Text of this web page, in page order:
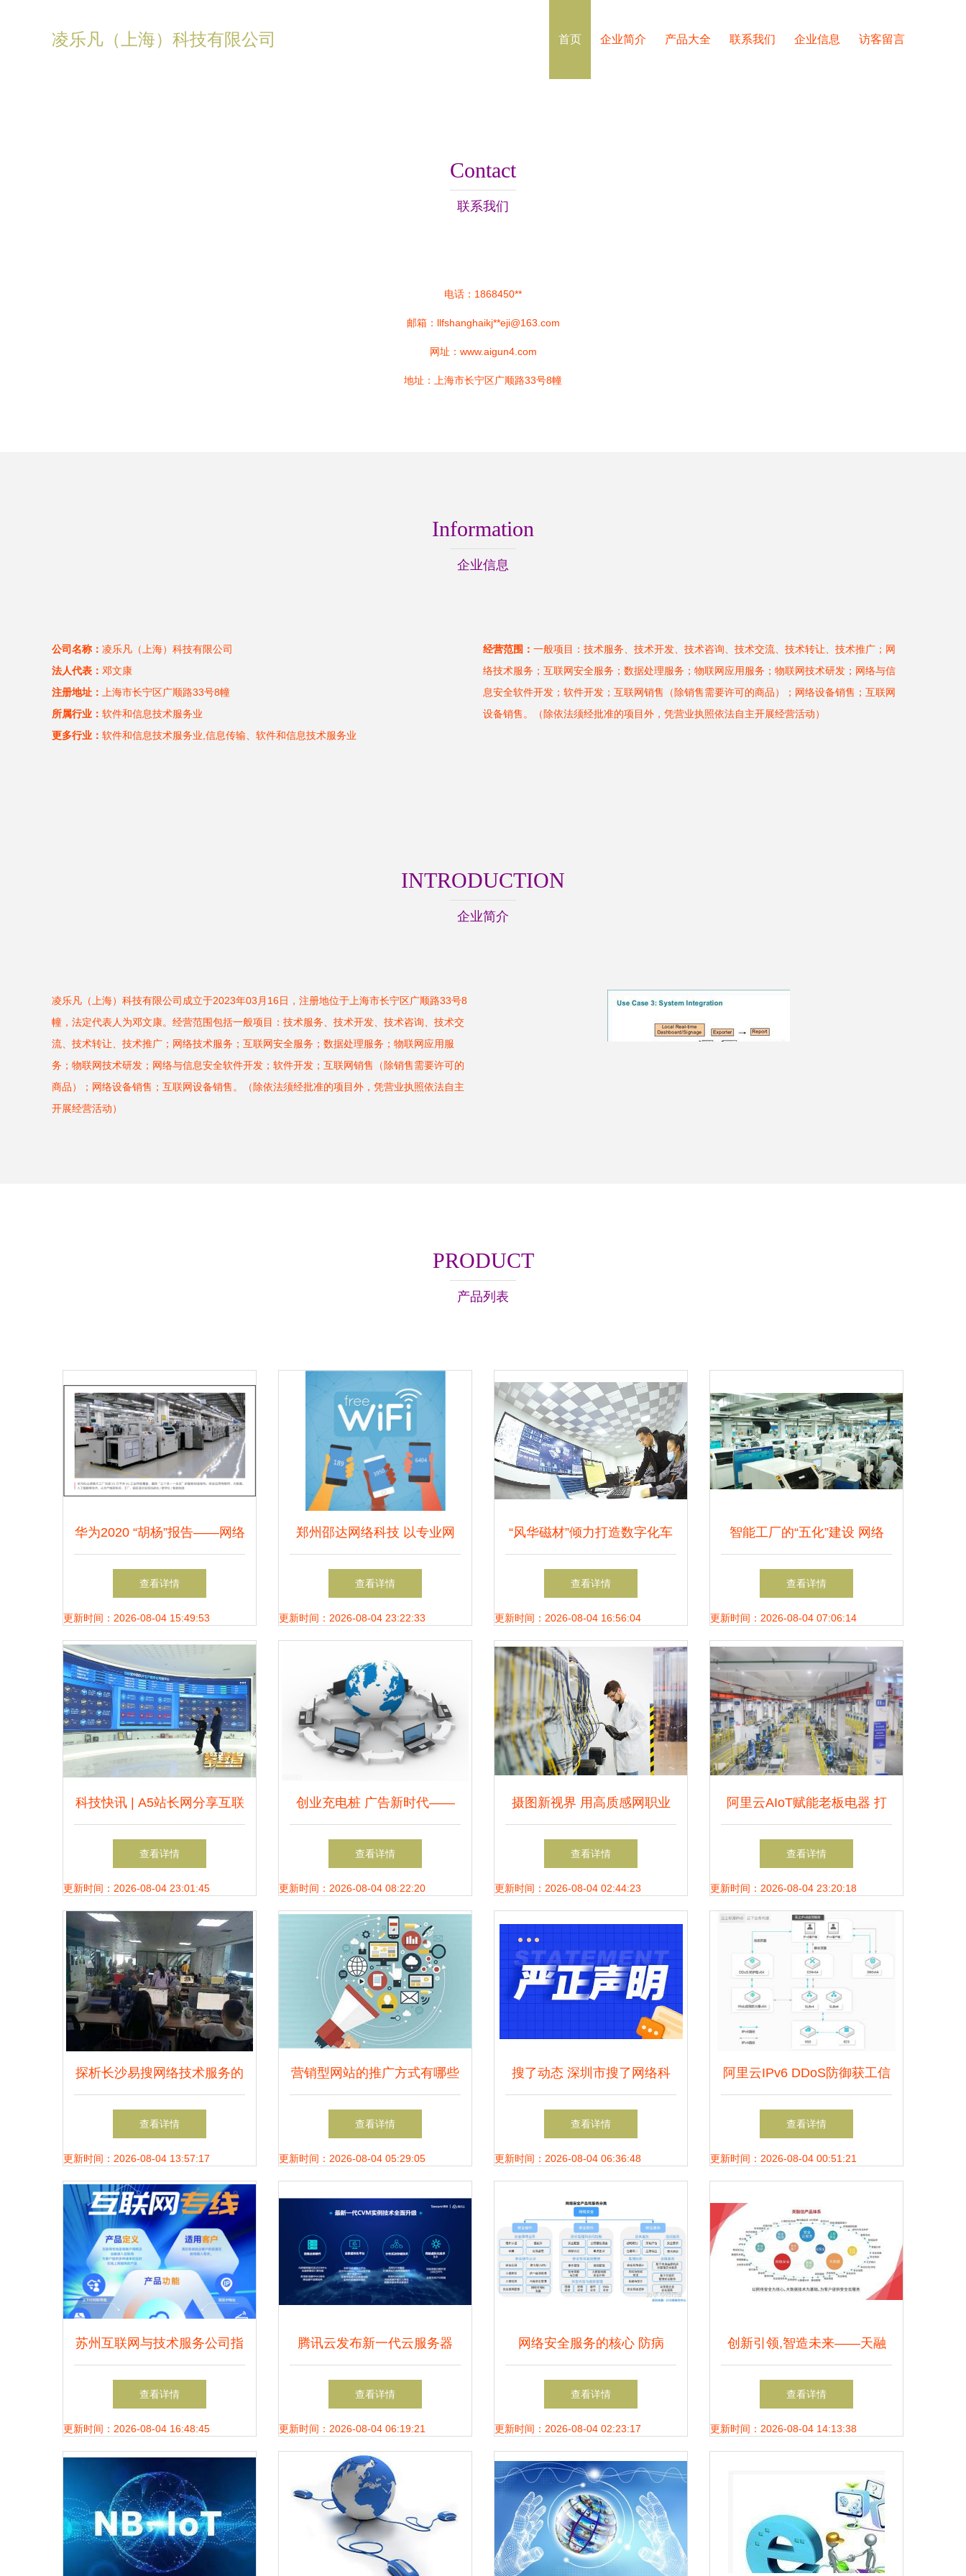
凌乐凡（上海）科技有限公司 首页 企业简介 产品大全 联系我们 企业信息 访客留言
Contact
联系我们
电话：1868450**
邮箱：llfshanghaikj**eji@163.com
网址： www.aigun4.com
地址：上海市长宁区广顺路33号8幢
Information
企业信息
公司名称： 凌乐凡（上海）科技有限公司
法人代表： 邓文康
注册地址：
上海市长宁区广顺路33号8幢
所属行业： 软件和信息技术服务业
更多行业： 软件和信息技术服务业,信息传输、软件和信息技术服务业
经营范围： 一般项目：技术服务、技术开发、技术咨询、技术交流、技术转让、技术推广；网
络技术服务；互联网安全服务；数据处理服务；物联网应用服务；物联网技术研发；网络与信
息安全软件开发；软件开发；互联网销售（除销售需要许可的商品）；网络设备销售；互联网
设备销售。（除依法须经批准的项目外，凭营业执照依法自主开展经营活动）
INTRODUCTION
企业简介
凌乐凡（上海）科技有限公司成立于2023年03月16日，注册地位于上海市长宁区广顺路33号8
幢，法定代表人为邓文康。经营范围包括一般项目：技术服务、技术开发、技术咨询、技术交
流、技术转让、技术推广；网络技术服务；互联网安全服务；数据处理服务；物联网应用服
务；物联网技术研发；网络与信息安全软件开发；软件开发；互联网销售（除销售需要许可的
商品）；网络设备销售；互联网设备销售。（除依法须经批准的项目外，凭营业执照依法自主
开展经营活动）
PRODUCT
产品列表
华为2020 “胡杨”报告——网络
技术服务的坚守与新生
查看详情
更新时间：2026-08-04 15:49:53
郑州邵达网络科技 以专业网
络技术服务驱动企业数字化转
型
查看详情
更新时间：2026-08-04 23:22:33
“风华磁材”倾力打造数字化车
间，以网络技术驱动行业新质
生产力
查看详情
更新时间：2026-08-04 16:56:04
智能工厂的“五化”建设 网络
化、可视化、无纸化、透明
化、无人化
查看详情
更新时间：2026-08-04 07:06:14
科技快讯 | A5站长网分享互联
网技术服务最新趋势与应用实
践
查看详情
更新时间：2026-08-04 23:01:45
创业充电桩 广告新时代——
互联网技术的强力加持
查看详情
更新时间：2026-08-04 08:22:20
摄图新视界 用高质感网职业
素材赋能数字时代
查看详情
更新时间：2026-08-04 02:44:23
阿里云AIoT赋能老板电器 打
造厨电行业首个智慧“未来工
厂”
查看详情
更新时间：2026-08-04 23:20:18
探析长沙易搜网络技术服务的
核心价值与发展前景
查看详情
更新时间：2026-08-04 13:57:17
营销型网站的推广方式有哪些
详解——基于www.968777.cn
的视角分析
查看详情
更新时间：2026-08-04 05:29:05
搜了动态 深圳市搜了网络科
技股份有限公司引领网络技术
服务新篇章
查看详情
更新时间：2026-08-04 06:36:48
阿里云IPv6 DDoS防御获工信
部示范项目认定，引领下一代
网络安全服务新标杆
查看详情
更新时间：2026-08-04 00:51:21
苏州互联网与技术服务公司指
南 探寻靠谱的优质平台
查看详情
更新时间：2026-08-04 16:48:45
腾讯云发布新一代云服务器
网络与存储性能全面革新，助
力企业数字化转型
查看详情
更新时间：2026-08-04 06:19:21
网络安全服务的核心 防病
毒、终端安全与邮件安全的综
合技术服务
查看详情
更新时间：2026-08-04 02:23:17
创新引领,智造未来——天融
信亮相2018中国（长沙）网络
安全·智能制造大会
查看详情
更新时间：2026-08-04 14:13:38